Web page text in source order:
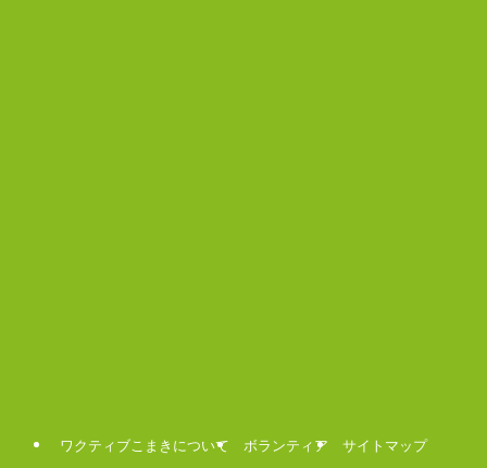
ワクティブこまきについて ボランティア
サイトマップ